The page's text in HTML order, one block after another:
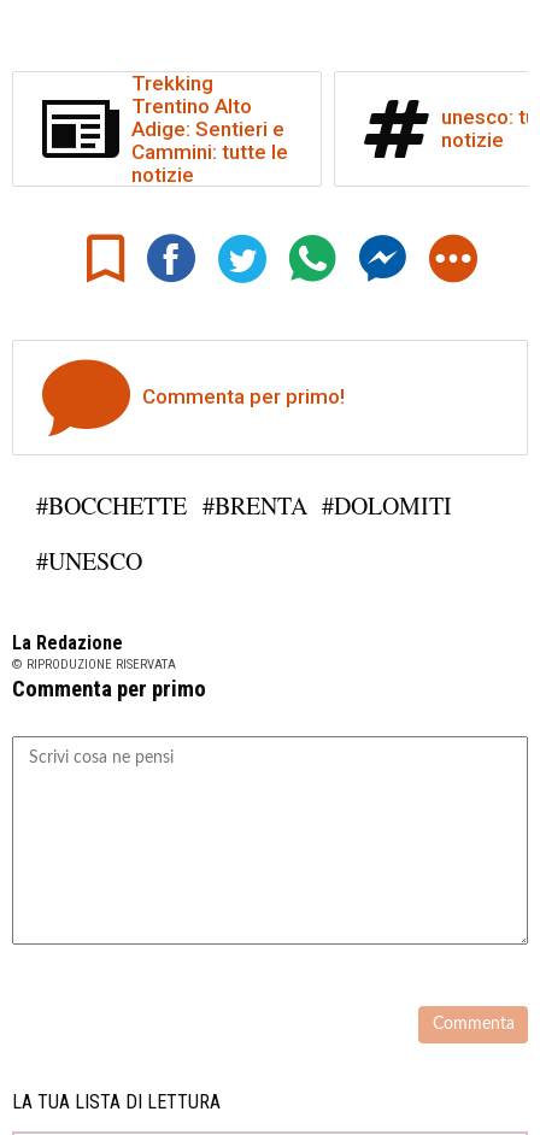
Trekking
Trentino Alto
Adige: Sentieri e
Cammini: tutte le
notizie
unesco:
notizie
Commenta per primo!
#BOCCHETTE #BRENTA #DOLOMITI
#UNESCO
La Redazione
© RIPRODUZIONE RISERVATA
Commenta per primo
LA TUA LISTA DI LETTURA